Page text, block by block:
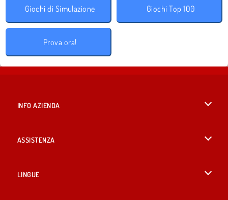
Giochi di Simulazione Giochi Top 100
Prova ora!
INFO AZIENDA
ASSISTENZA
LINGUE